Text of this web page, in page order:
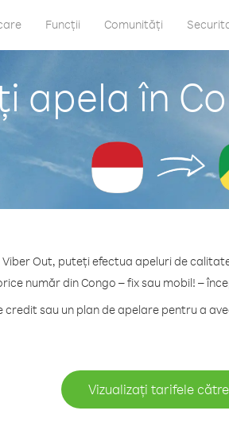
Funcții Comunități
apela în
Viber Out, puteți efectua apeluri de
număr din Congo – fix sau mobil! –
sau un plan de apelare pentru a
Vizualizați tarifele